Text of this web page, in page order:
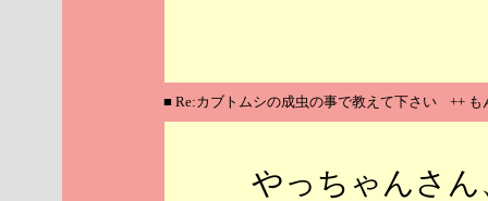
■ Re:カブトムシの成虫の事で教えて下さい ++
やっちゃんさ